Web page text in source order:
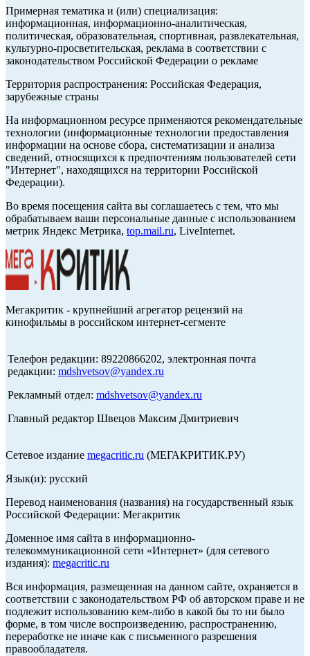
Примерная тематика и (или) специализация:
информационная, информационно-аналитическая,
политическая, образовательная, спортивная, развлекательная,
культурно-просветительская, реклама в соответствии с
законодательством Российской Федерации о рекламе
Территория распространения: Российская Федерация,
зарубежные страны
На информационном ресурсе применяются рекомендательные
технологии (информационные технологии предоставления
информации на основе сбора, систематизации и анализа
сведений, относящихся к предпочтениям пользователей сети
"Интернет", находящихся на территории Российской
Федерации).
Во время посещения сайта вы соглашаетесь с тем, что мы
обрабатываем ваши персональные данные с использованием
метрик Яндекс Метрика, top.mail.ru, LiveInternet.
Мегакритик - крупнейший агрегатор рецензий на
кинофильмы в российском интернет-сегменте
Телефон редакции: 89220866202, электронная почта
редакции: mdshvetsov@yandex.ru
Рекламный отдел: mdshvetsov@yandex.ru
Главный редактор Швецов Максим Дмитриевич
Сетевое издание megacritic.ru (МЕГАКРИТИК.РУ)
Язык(и): русский
Перевод наименования (названия) на государственный язык
Российской Федерации: Мегакритик
Доменное имя сайта в информационно-
телекоммуникационной сети «Интернет» (для сетевого
издания): megacritic.ru
Вся информация, размещенная на данном сайте, охраняется в
соответствии с законодательством РФ об авторском праве и не
подлежит использованию кем-либо в какой бы то ни было
форме, в том числе воспроизведению, распространению,
переработке не иначе как с письменного разрешения
правообладателя.